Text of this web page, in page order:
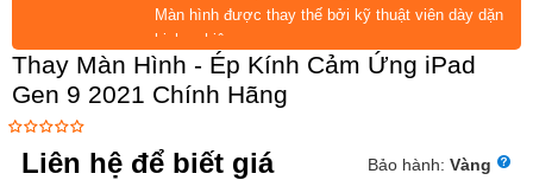
Màn hình được thay thế bởi kỹ thuật viên dày dặn
kinh nghiệm
Thay Màn Hình - Ép Kính Cảm Ứng iPad
Gen 9 2021 Chính Hãng
Liên hệ để biết giá Bảo hành: Vàng